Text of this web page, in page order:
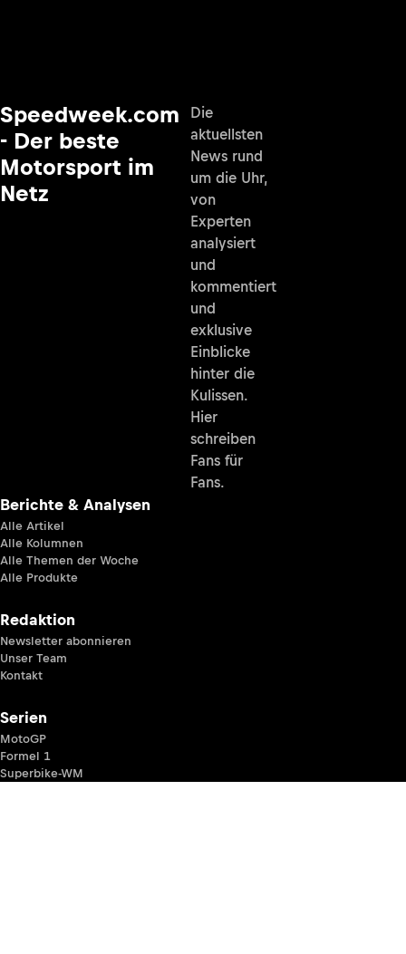
Speedweek.com
- Der beste
Motorsport im
Netz
Die
aktuellsten
News rund
um die Uhr,
von
Experten
analysiert
und
kommentiert
und
exklusive
Einblicke
hinter die
Kulissen.
Hier
schreiben
Fans für
Fans.
Berichte & Analysen
Alle Artikel
Alle Kolumnen
Alle Themen der Woche
Alle Produkte
Redaktion
Newsletter abonnieren
Unser Team
Kontakt
Serien
MotoGP
Formel 1
Superbike-WM